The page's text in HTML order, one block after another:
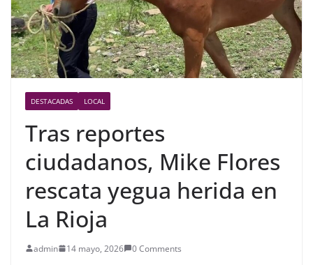
DESTACADAS LOCAL
Tras reportes
ciudadanos, Mike Flores
rescata yegua herida en
La Rioja
admin 14 mayo, 2026 0 Comments